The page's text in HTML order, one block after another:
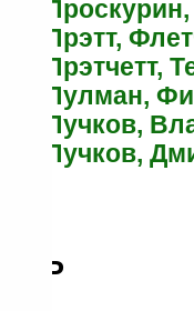
Прэтт,
Прэтчетт,
Пулман,
Пучков,
Пучков,
Р